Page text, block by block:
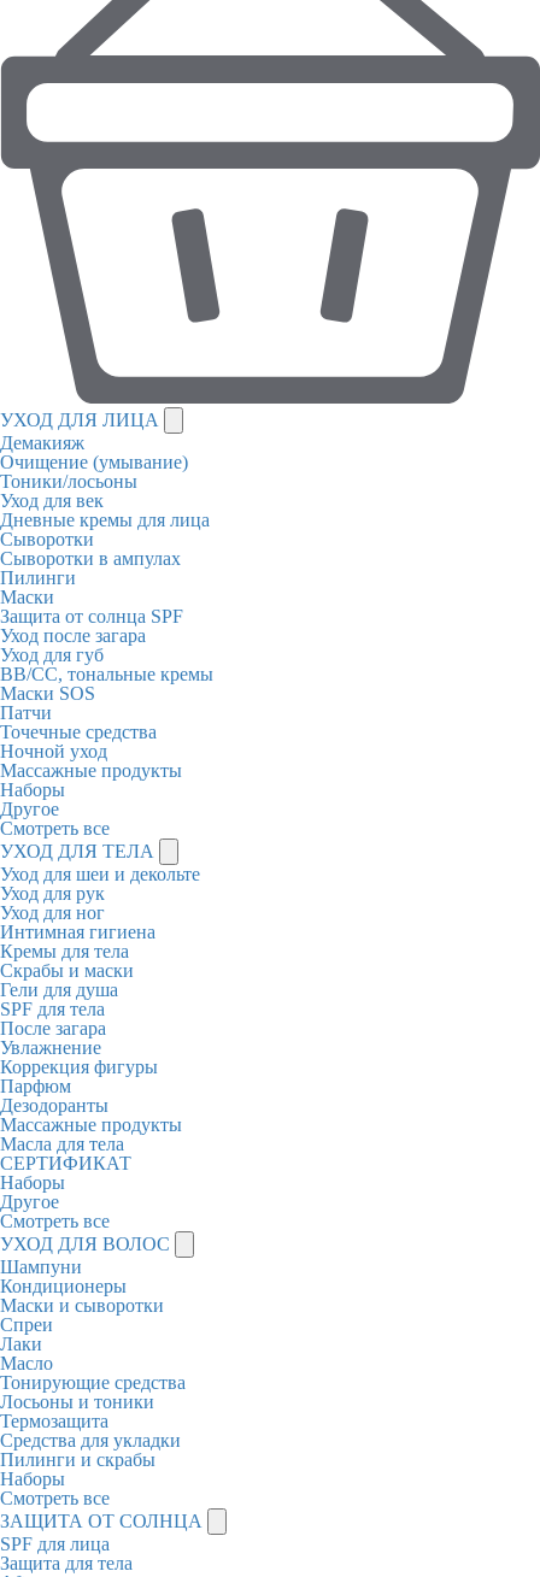
УХОД ДЛЯ ЛИЦА
Демакияж
Очищение (умывание)
Тоники/лосьоны
Уход для век
Дневные кремы для лица
Сыворотки
Сыворотки в ампулах
Пилинги
Маски
Защита от солнца SPF
Уход после загара
Уход для губ
BB/CC, тональные кремы
Маски SOS
Патчи
Точечные средства
Ночной уход
Массажные продукты
Наборы
Другое
Смотреть все
УХОД ДЛЯ ТЕЛА
Уход для шеи и декольте
Уход для рук
Уход для ног
Интимная гигиена
Кремы для тела
Скрабы и маски
Гели для душа
SPF для тела
После загара
Увлажнение
Коррекция фигуры
Парфюм
Дезодоранты
Массажные продукты
Масла для тела
СЕРТИФИКАТ
Наборы
Другое
Смотреть все
УХОД ДЛЯ ВОЛОС
Шампуни
Кондиционеры
Маски и сыворотки
Спреи
Лаки
Масло
Тонирующие средства
Лосьоны и тоники
Термозащита
Средства для укладки
Пилинги и скрабы
Наборы
Смотреть все
ЗАЩИТА ОТ СОЛНЦА
SPF для лица
Защита для тела